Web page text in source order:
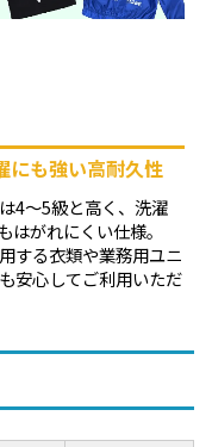
にも強い高耐久性
4～5級と高く、洗濯
はがれにくい仕様。
する衣類や業務用ユニ
安心してご利用いただ